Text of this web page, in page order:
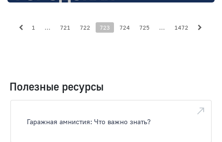
1 ... 721 722 723 724 725 ... 1472
Полезные ресурсы
Гаражная амнистия: Что важно знать?